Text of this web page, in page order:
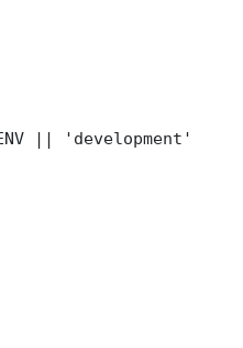
|| 'development'